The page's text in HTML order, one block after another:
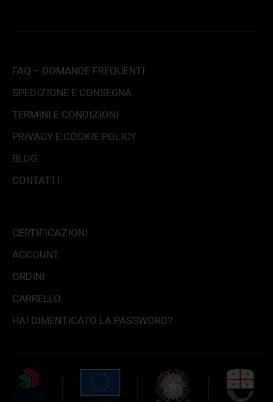
FAQ – DOMANDE FREQUENTI
SPEDIZIONE E CONSEGNA
TERMINI E CONDIZIONI
PRIVACY E COOKIE POLICY
BLOG
CONTATTI
CERTIFICAZIONI
ACCOUNT
ORDINI
CARRELLO
HAI DIMENTICATO LA PASSWORD?